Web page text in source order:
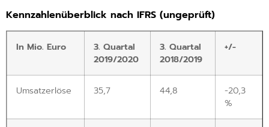
Kennzahlenüberblick nach IFRS (ungeprüft)
In Mio. Euro
3. Quartal
2019/2020
3. Quartal
2018/2019
+/-
Umsatzerlöse 35,7 44,8
-20,3
%